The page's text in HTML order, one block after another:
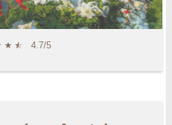
★ ★
☆ 4.7/5